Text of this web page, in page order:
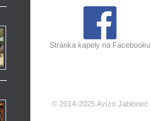
Stránka kapely na Facebooku
© 2014-2025 Avízo Jablonec